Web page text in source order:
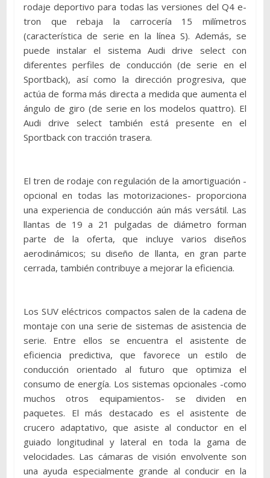
rodaje deportivo para todas las versiones del Q4 e-
tron que rebaja la carrocería 15 milímetros
(característica de serie en la línea S). Además, se
puede instalar el sistema Audi drive select con
diferentes perfiles de conducción (de serie en el
Sportback), así como la dirección progresiva, que
actúa de forma más directa a medida que aumenta el
ángulo de giro (de serie en los modelos quattro). El
Audi drive select también está presente en el
Sportback con tracción trasera.
El tren de rodaje con regulación de la amortiguación -
opcional en todas las motorizaciones- proporciona
una experiencia de conducción aún más versátil. Las
llantas de 19 a 21 pulgadas de diámetro forman
parte de la oferta, que incluye varios diseños
aerodinámicos; su diseño de llanta, en gran parte
cerrada, también contribuye a mejorar la eficiencia.
Los SUV eléctricos compactos salen de la cadena de
montaje con una serie de sistemas de asistencia de
serie. Entre ellos se encuentra el asistente de
eficiencia predictiva, que favorece un estilo de
conducción orientado al futuro que optimiza el
consumo de energía. Los sistemas opcionales -como
muchos otros equipamientos- se dividen en
paquetes. El más destacado es el asistente de
crucero adaptativo, que asiste al conductor en el
guiado longitudinal y lateral en toda la gama de
velocidades. Las cámaras de visión envolvente son
una ayuda especialmente grande al conducir en la